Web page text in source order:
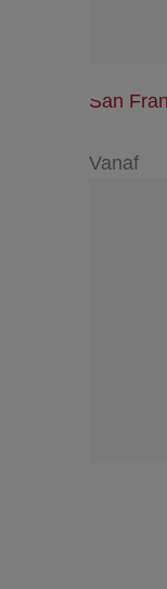
San
Vanaf